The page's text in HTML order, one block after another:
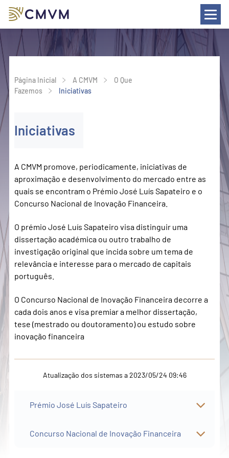
Página Inicial A CMVM
O Que
Fazemos
Iniciativas
Prémio José Luís Sapateiro
Concurso Nacional de Inovação Financeira
Iniciativas
A CMVM promove, periodicamente, iniciativas de
aproximação e desenvolvimento do mercado entre as
quais se encontram o Prémio José Luís Sapateiro e o
Concurso Nacional de Inovação Financeira.
O prémio José Luís Sapateiro visa distinguir uma
dissertação académica ou outro trabalho de
investigação original que incida sobre um tema de
relevância e interesse para o mercado de capitais
português.
O Concurso Nacional de Inovação Financeira decorre a
cada dois anos e visa premiar a melhor dissertação,
tese (mestrado ou doutoramento) ou estudo sobre
inovação financeira
Atualização dos sistemas a 2023/05/24 09:46